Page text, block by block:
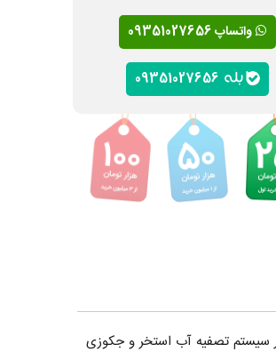
واتساپ 09351027656
سیستم تصفیه آب استخر و جکوزی